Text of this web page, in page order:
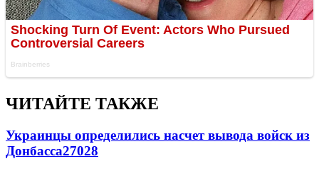
ЧИТАЙТЕ ТАКЖЕ
Украинцы определились насчет вывода войск из
Донбасса27028